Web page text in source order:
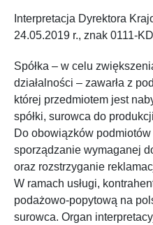
Interpretacja Dyrektora
24.05.2019 r., znak 0111-
Spółka – w celu
działalności – zawarła z
której przedmiotem jest
spółki, surowca do
Do obowiązków
sporządzanie wymaganej
oraz rozstrzyganie
W ramach usługi,
podażowo-popytową na
surowca. Organ